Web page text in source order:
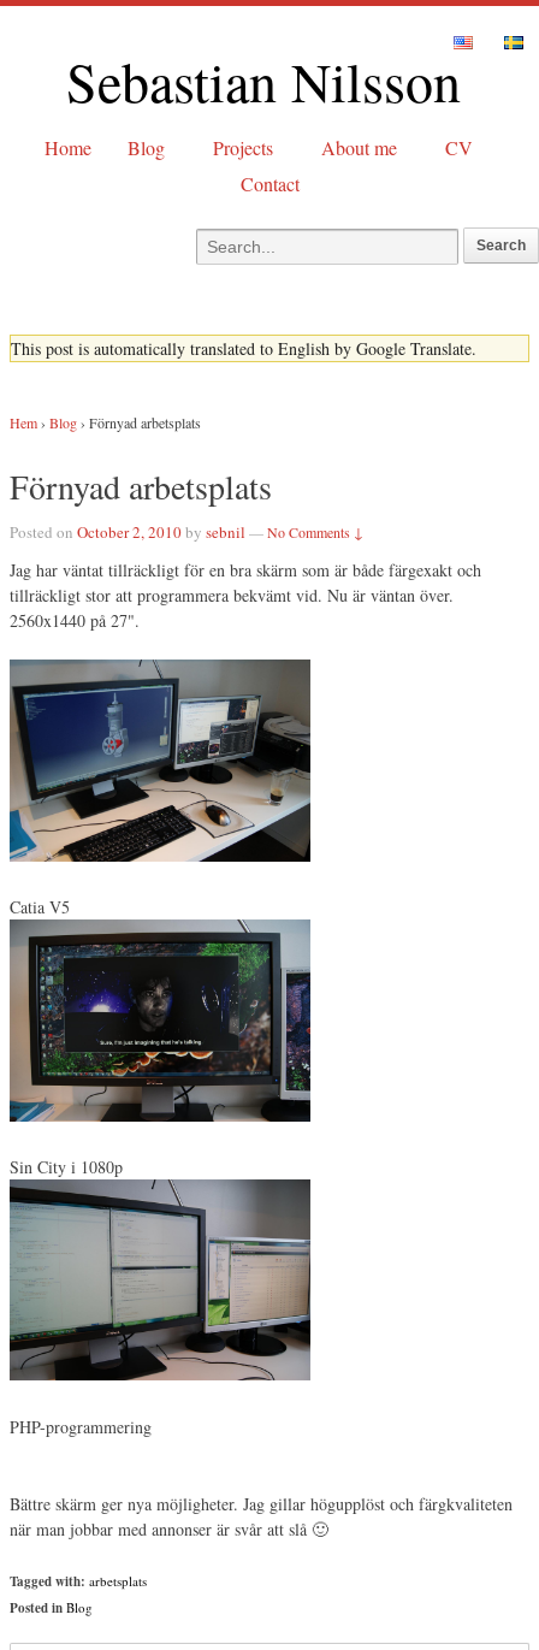
Sebastian Nilsson
Home Blog Projects About me
CV
Contact
This post is automatically translated to English by Google Translate.
Hem› Blog› Förnyad arbetsplats
Förnyad arbetsplats
Posted on October 2, 2010by sebnil —No Comments ↓
Jag har väntat tillräckligt för en bra skärm som är både färgexakt och
tillräckligt stor att programmera bekvämt vid. Nu är väntan över.
2560x1440 på 27".
Catia V5
Sin City i 1080p
PHP-programmering
Bättre skärm ger nya möjligheter. Jag gillar högupplöst och färgkvaliteten
när man jobbar med annonser är svår att slå 🙂
Tagged with: arbetsplats
Posted in Blog